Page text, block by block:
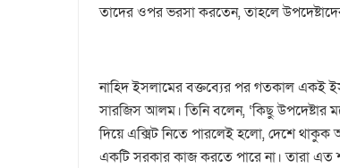
তাদের ওপর ভরসা করতেন, তাহলে
নাহিদ ইসলামের বক্তব্যের পর গতকাল একই
সারজিস আলম। তিনি বলেন, ‘কিছু উপদেষ্টার
দিয়ে এক্সিট নিতে পারলেই হলো, দেশে থাকুক
একটি সরকার কাজ করতে পারে না। তারা এত